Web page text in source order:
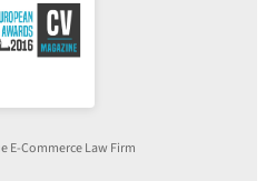
E-Commerce Law Firm